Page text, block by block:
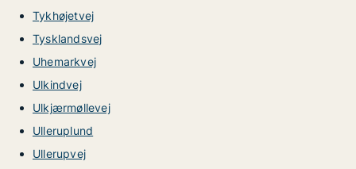
Tykhøjetvej
Tysklandsvej
Uhemarkvej
Ulkindvej
Ulkjærmøllevej
Ulleruplund
Ullerupvej